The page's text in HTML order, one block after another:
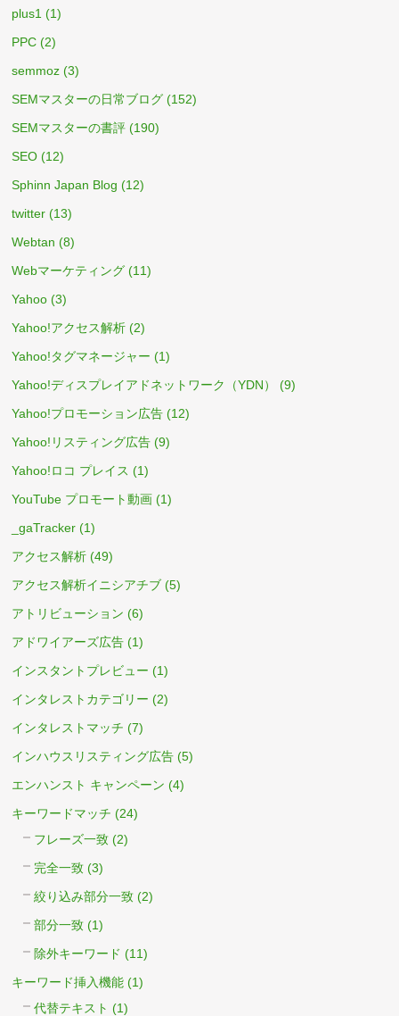
plus1 (1)
PPC (2)
semmoz (3)
SEMマスターの日常ブログ (152)
SEMマスターの書評 (190)
SEO (12)
Sphinn Japan Blog (12)
twitter (13)
Webtan (8)
Webマーケティング (11)
Yahoo (3)
Yahoo!アクセス解析 (2)
Yahoo!タグマネージャー (1)
Yahoo!ディスプレイアドネットワーク（YDN）
(9)
Yahoo!プロモーション広告 (12)
Yahoo!リスティング広告 (9)
Yahoo!ロコ プレイス (1)
YouTube プロモート動画 (1)
_gaTracker (1)
アクセス解析 (49)
アクセス解析イニシアチブ (5)
アトリビューション (6)
アドワイアーズ広告 (1)
インスタントプレビュー (1)
インタレストカテゴリー (2)
インタレストマッチ (7)
インハウスリスティング広告 (5)
エンハンスト キャンペーン (4)
キーワードマッチ (24)
フレーズ一致 (2)
完全一致 (3)
絞り込み部分一致 (2)
部分一致 (1)
除外キーワード (11)
キーワード挿入機能 (1)
代替テキスト (1)